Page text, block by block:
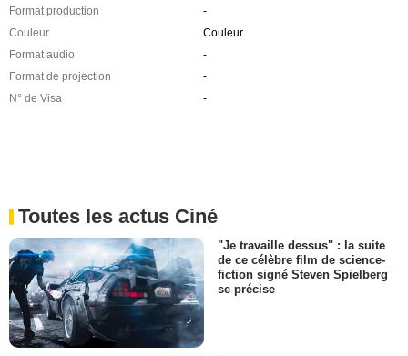
Format production
-
Couleur
Couleur
Format audio
-
Format de projection
-
N° de Visa
-
Toutes les actus Ciné
"Je travaille dessus" : la suite
de ce célèbre film de science-
fiction signé Steven Spielberg
se précise